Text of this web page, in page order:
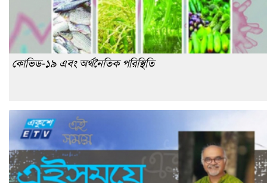
কোভিড-১৯ এবং অর্থনৈতিক পরিস্থিতি